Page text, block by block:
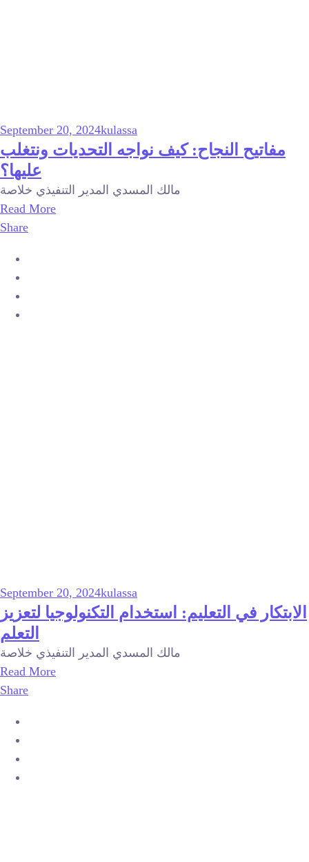
September 20, 2024kulassa
مفاتيح النجاح: كيف نواجه التحديات ونتغلب
عليها؟
مالك المسدي المدير التنفيذي خلاصة
Read More
Share
September 20, 2024kulassa
الابتكار في التعليم: استخدام التكنولوجيا لتعزيز
التعلم
مالك المسدي المدير التنفيذي خلاصة
Read More
Share